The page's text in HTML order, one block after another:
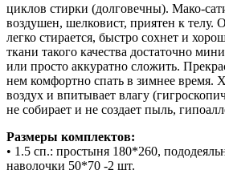
циклов стирки (долговечны). Мако-
воздушен, шелковист, приятен к телу.
легко стирается, быстро сохнет и
ткани такого качества достаточно
или просто аккуратно сложить.
нем комфортно спать в зимнее время.
воздух и впитывает влагу
не собирает и не создает пыль,
Размеры комплектов:
• 1.5 сп.: простыня 180*260,
наволочки 50*70 -2 шт.